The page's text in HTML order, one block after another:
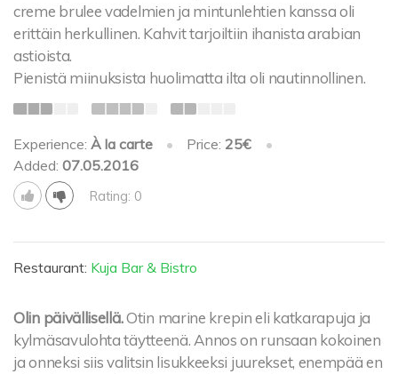
creme brulee vadelmien ja mintunlehtien kanssa oli
erittäin herkullinen. Kahvit tarjoiltiin ihanista arabian
astioista.
Pienistä miinuksista huolimatta ilta oli nautinnollinen.
Experience: À la carte • Price: 25€
•
Added: 07.05.2016
Rating: 0
Restaurant: Kuja Bar & Bistro
Olin päivällisellä.Otin marine krepin eli katkarapuja ja
kylmäsavulohta täytteenä. Annos on runsaan kokoinen
ja onneksi siis valitsin lisukkeeksi juurekset, enempää en